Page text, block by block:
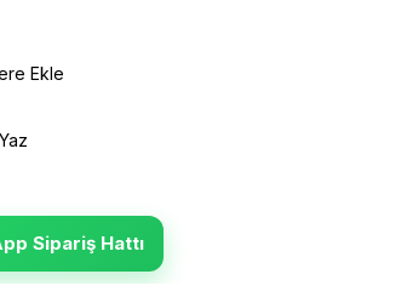
Ekle
Sipariş Hattı